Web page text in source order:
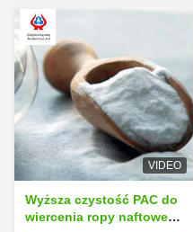
VIDEO
Wyższa czystość PAC do
wiercenia ropy naftowej